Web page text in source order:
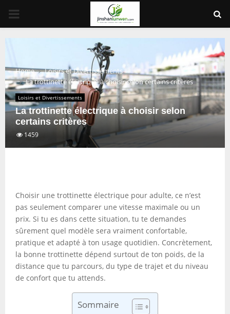
PRIMARY
MENU
Home
Loisirs et Divertissements
La trottinette électrique à choisir selon certains critères
Loisirs et Divertissements
La trottinette électrique à choisir selon
certains critères
1459
Choisir une trottinette électrique pour adulte, ce n’est
pas seulement comparer une vitesse maximale ou un
prix. Si tu es dans cette situation, tu te demandes
sûrement quel modèle sera vraiment confortable,
pratique et adapté à ton usage quotidien. Concrètement,
la bonne trottinette dépend surtout de ton poids, de la
distance que tu parcours, du type de trajet et du niveau
de confort que tu attends.
Sommaire